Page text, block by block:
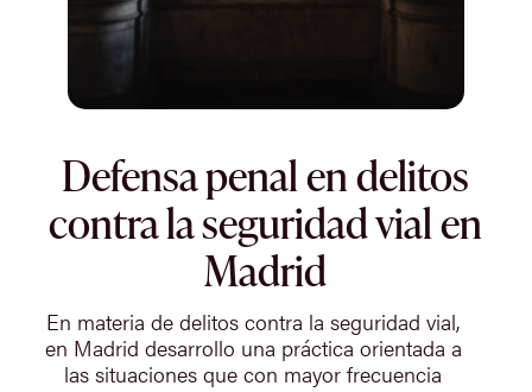
Defensa penal en delitos
contra la seguridad vial en
Madrid
En materia de delitos contra la seguridad vial,
en Madrid desarrollo una práctica orientada a
las situaciones que con mayor frecuencia